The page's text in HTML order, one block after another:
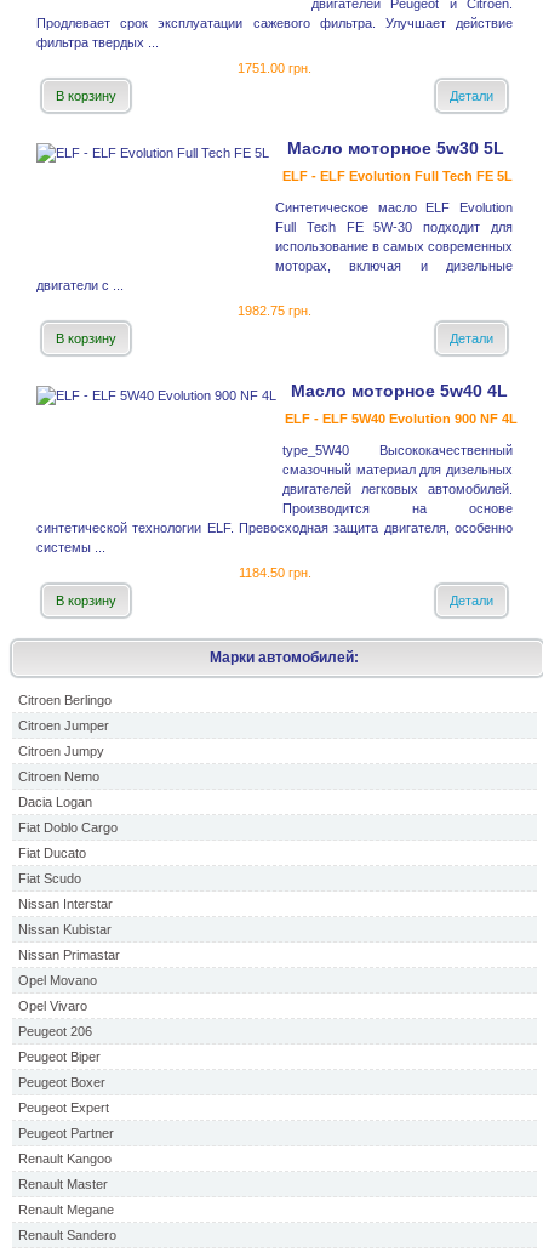
Марки автомобилей:
Citroen Berlingo
Citroen Jumper
Citroen Jumpy
Citroen Nemo
Dacia Logan
Fiat Doblo Cargo
Fiat Ducato
Fiat Scudo
Nissan Interstar
Nissan Kubistar
Nissan Primastar
Opel Movano
Opel Vivaro
Peugeot 206
Peugeot Biper
Peugeot Boxer
Peugeot Expert
Peugeot Partner
Renault Kangoo
Renault Master
Renault Megane
Renault Sandero
двигателей Peugeot и Citroёn.
Продлевает срок эксплуатации сажевого фильтра. Улучшает действие
фильтра твердых ...
1751.00 грн.
В корзину
Детали
Масло моторное 5w30 5L
ELF - ELF Evolution Full Tech FE 5L
Синтетическое масло ELF Evolution
Full Tech FE 5W-30 подходит для
использование в самых современных
моторах, включая и дизельные
двигатели с ...
1982.75 грн.
В корзину
Детали
Масло моторное 5w40 4L
ELF - ELF 5W40 Evolution 900 NF 4L
type_5W40 Высококачественный
смазочный материал для дизельных
двигателей легковых автомобилей.
Производится на основе
синтетической технологии ELF. Превосходная защита двигателя, особенно
системы ...
1184.50 грн.
В корзину
Детали